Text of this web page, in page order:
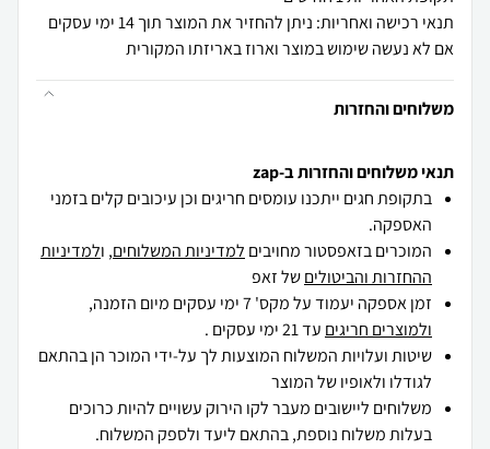
תנאי רכישה ואחריות: ניתן להחזיר את המוצר תוך 14 ימי עסקים
אם לא נעשה שימוש במוצר וארוז באריזתו המקורית
משלוחים והחזרות
תנאי משלוחים והחזרות ב-zap
בתקופת חגים ייתכנו עומסים חריגים וכן עיכובים קלים בזמני
האספקה.
המוכרים בזאפסטור מחויבים למדיניות המשלוחים, ולמדיניות
ההחזרות והביטוליםשל זאפ
זמן אספקה יעמוד על מקס' 7 ימי עסקים מיום הזמנה,
ולמוצרים חריגים עד 21 ימי עסקים .
שיטות ועלויות המשלוח המוצעות לך על-ידי המוכר הן בהתאם
לגודלו ולאופיו של המוצר
משלוחים ליישובים מעבר לקו הירוק עשויים להיות כרוכים
בעלות משלוח נוספת, בהתאם ליעד ולספק המשלוח.